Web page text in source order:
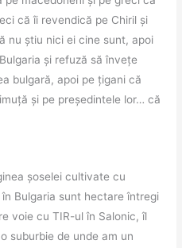
că îi revendică pe Chiril și
nu știu nici ei cine sunt, apoi
și refuză să învețe
bulgară, apoi pe țigani că
și pe președintele lor… că
șoselei cultivate cu
Bulgaria sunt hectare întregi
voie cu TIR-ul în Salonic, îl
suburbie de unde am un